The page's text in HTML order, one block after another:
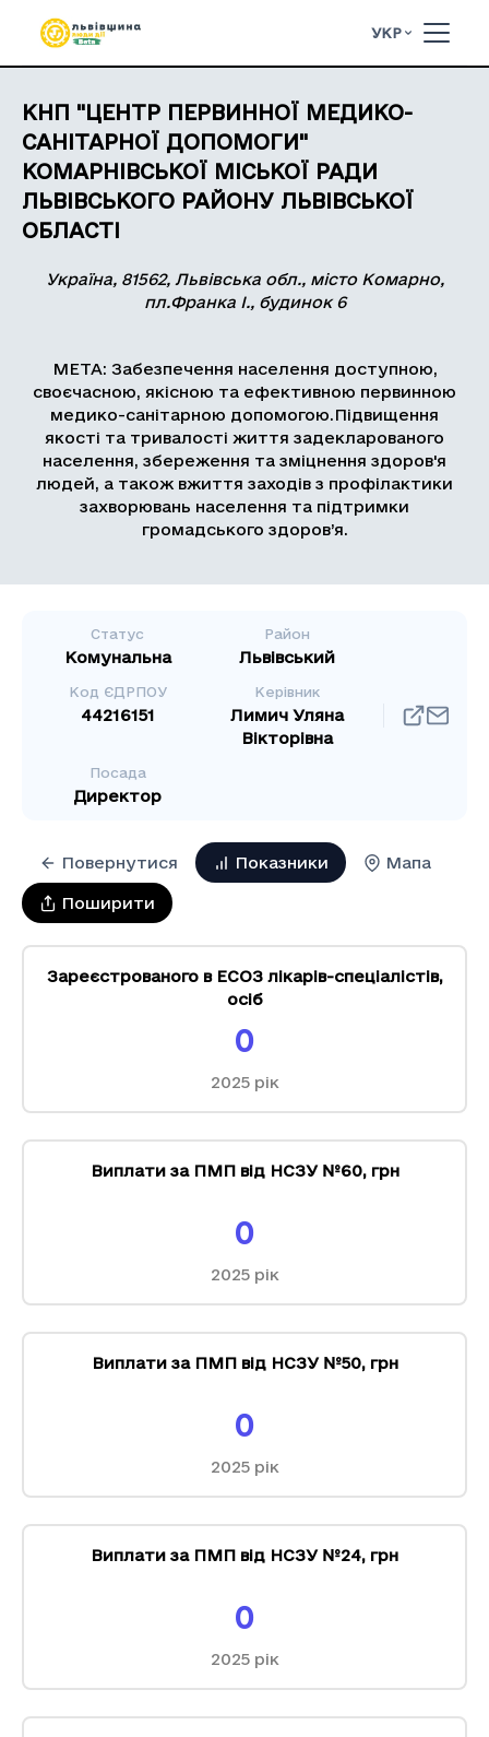
УКР
КНП "ЦЕНТР ПЕРВИННОЇ МЕДИКО-
САНІТАРНОЇ ДОПОМОГИ"
КОМАРНІВСЬКОЇ МІСЬКОЇ РАДИ
ЛЬВІВСЬКОГО РАЙОНУ ЛЬВІВСЬКОЇ
ОБЛАСТІ
Україна, 81562, Львівська обл., місто Комарно,
пл.Франка І., будинок 6
МЕТА: Забезпечення населення доступною,
своєчасною, якісною та ефективною первинною
медико-санітарною допомогою.Підвищення
якості та тривалості життя задекларованого
населення, збереження та зміцнення здоров'я
людей, а також вжиття заходів з профілактики
захворювань населення та підтримки
громадського здоров’я.
Статус
Комунальна
Район
Львівський
Код ЄДРПОУ
44216151
Керівник
Лимич Уляна
Вікторівна
Посада
Директор
Повернутися Показники Мапа
Поширити
Зареєстрованого в ЕСОЗ лікарів-спеціалістів,
осіб
0
2025рік
Виплати за ПМП від НСЗУ №60, грн
0
2025рік
Виплати за ПМП від НСЗУ №50, грн
0
2025рік
Виплати за ПМП від НСЗУ №24, грн
0
2025рік